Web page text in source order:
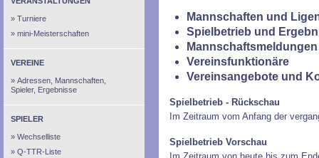
Turniere
mini-Meisterschaften
VEREINE
Adressen, Mannschaften,
Spieler, Ergebnisse
SPIELER
Wechselliste
Q-TTR-Liste
Mannschaften und
Spielbetrieb und
Vereinsfunktionäre
Vereinsangebote und
Spielbetrieb - Rückschau
Im Zeitraum vom Anfang der
Spielbetrieb Vorschau